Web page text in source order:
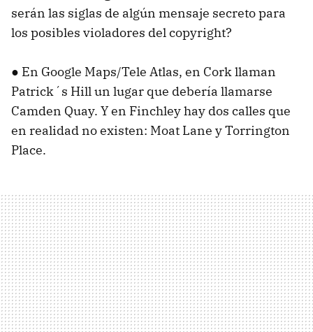
serán las siglas de algún mensaje secreto para
los posibles violadores del copyright?
● En Google Maps/Tele Atlas, en Cork llaman
Patrick´s Hill un lugar que debería llamarse
Camden Quay. Y en Finchley hay dos calles que
en realidad no existen: Moat Lane y Torrington
Place.